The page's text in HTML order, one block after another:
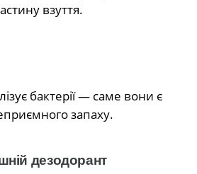
взуття.
бактерії — саме вони є
запаху.
дезодорант